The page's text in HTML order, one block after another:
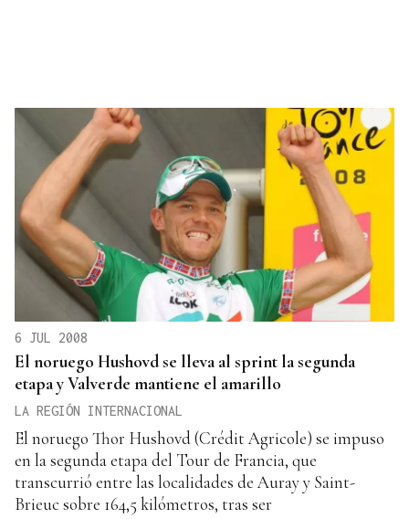
6 JUL 2008
El noruego Hushovd se lleva al sprint la segunda
etapa y Valverde mantiene el amarillo
LA REGIÓN INTERNACIONAL
El noruego Thor Hushovd (Crédit Agricole) se impuso
en la segunda etapa del Tour de Francia, que
transcurrió entre las localidades de Auray y Saint-
Brieuc sobre 164,5 kilómetros, tras ser